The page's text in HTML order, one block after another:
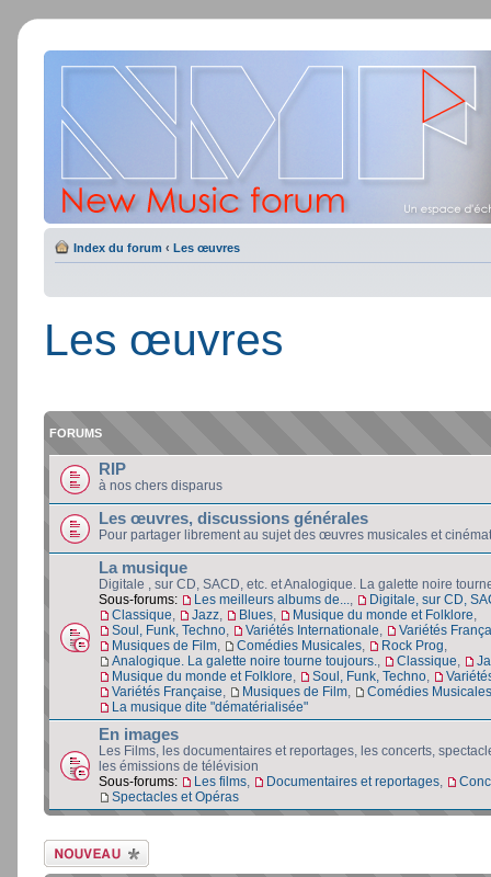
Index du forum ‹ Les œuvres
Les œuvres
FORUMS
RIP
à nos chers disparus
Les œuvres, discussions générales
Pour partager librement au sujet des œuvres musicales et
La musique
Digitale , sur CD, SACD, etc. et Analogique. La galette noire
Sous-forums:
Les meilleurs albums de...
Digitale, sur CD,
Classique
Jazz Blues Musique du monde et Folklore
Soul, Funk, Techno
Variétés Internationale
Variétés
Musiques de Film
Comédies Musicales Rock Prog
Analogique. La galette noire tourne toujours.
Classique
Musique du monde et Folklore
Soul, Funk, Techno
Variétés Française
Musiques de Film
Comédies Musicales
La musique dite "dématérialisée"
En images
Les Films, les documentaires et reportages, les concerts,
les émissions de télévision
Sous-forums:
Les films Documentaires et reportages
Spectacles et Opéras
Ecrire un nouveau
sujet